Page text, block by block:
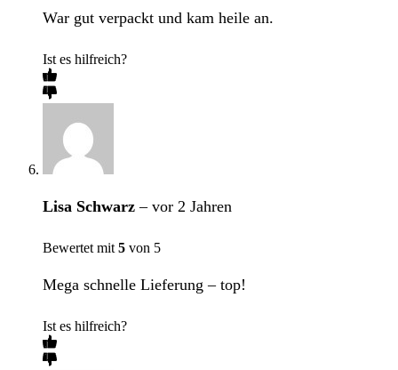
War gut verpackt und kam heile an.
Ist es hilfreich?
Lisa Schwarz– vor 2 Jahren
Bewertet mit 5 von 5
Mega schnelle Lieferung – top!
Ist es hilfreich?